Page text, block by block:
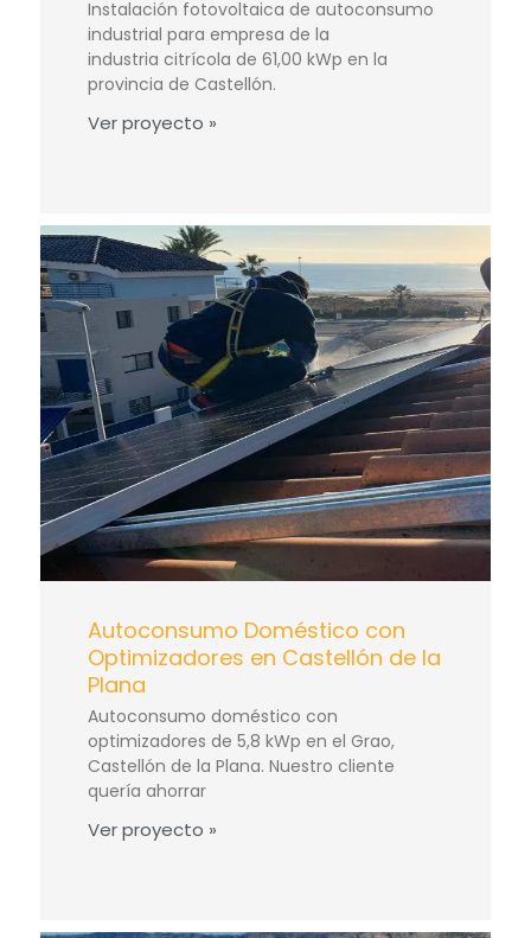
Instalación fotovoltaica de autoconsumo
industrial para empresa de la
industria citrícola de 61,00 kWp en la
provincia de Castellón.
Ver proyecto »
Autoconsumo Doméstico con
Optimizadores en Castellón de la
Plana
Autoconsumo doméstico con
optimizadores de 5,8 kWp en el Grao,
Castellón de la Plana. Nuestro cliente
quería ahorrar
Ver proyecto »